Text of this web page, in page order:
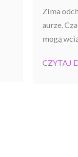
Zima
aurze.
mogą
CZYTAJ